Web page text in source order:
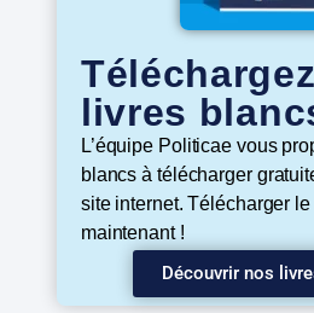
livres
L’équipe Politicae vous
blancs à télécharger
site internet. Télécharger
maintenant !
Découvrir nos